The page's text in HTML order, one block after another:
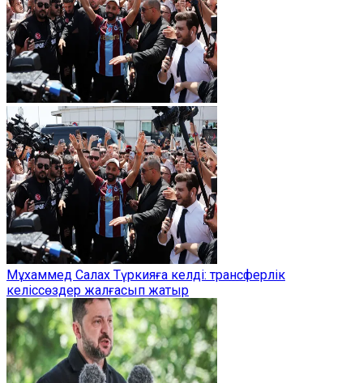
Мұхаммед Салах Түркияға келді: трансферлік
келіссөздер жалғасып жатыр